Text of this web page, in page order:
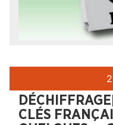
CLÉS